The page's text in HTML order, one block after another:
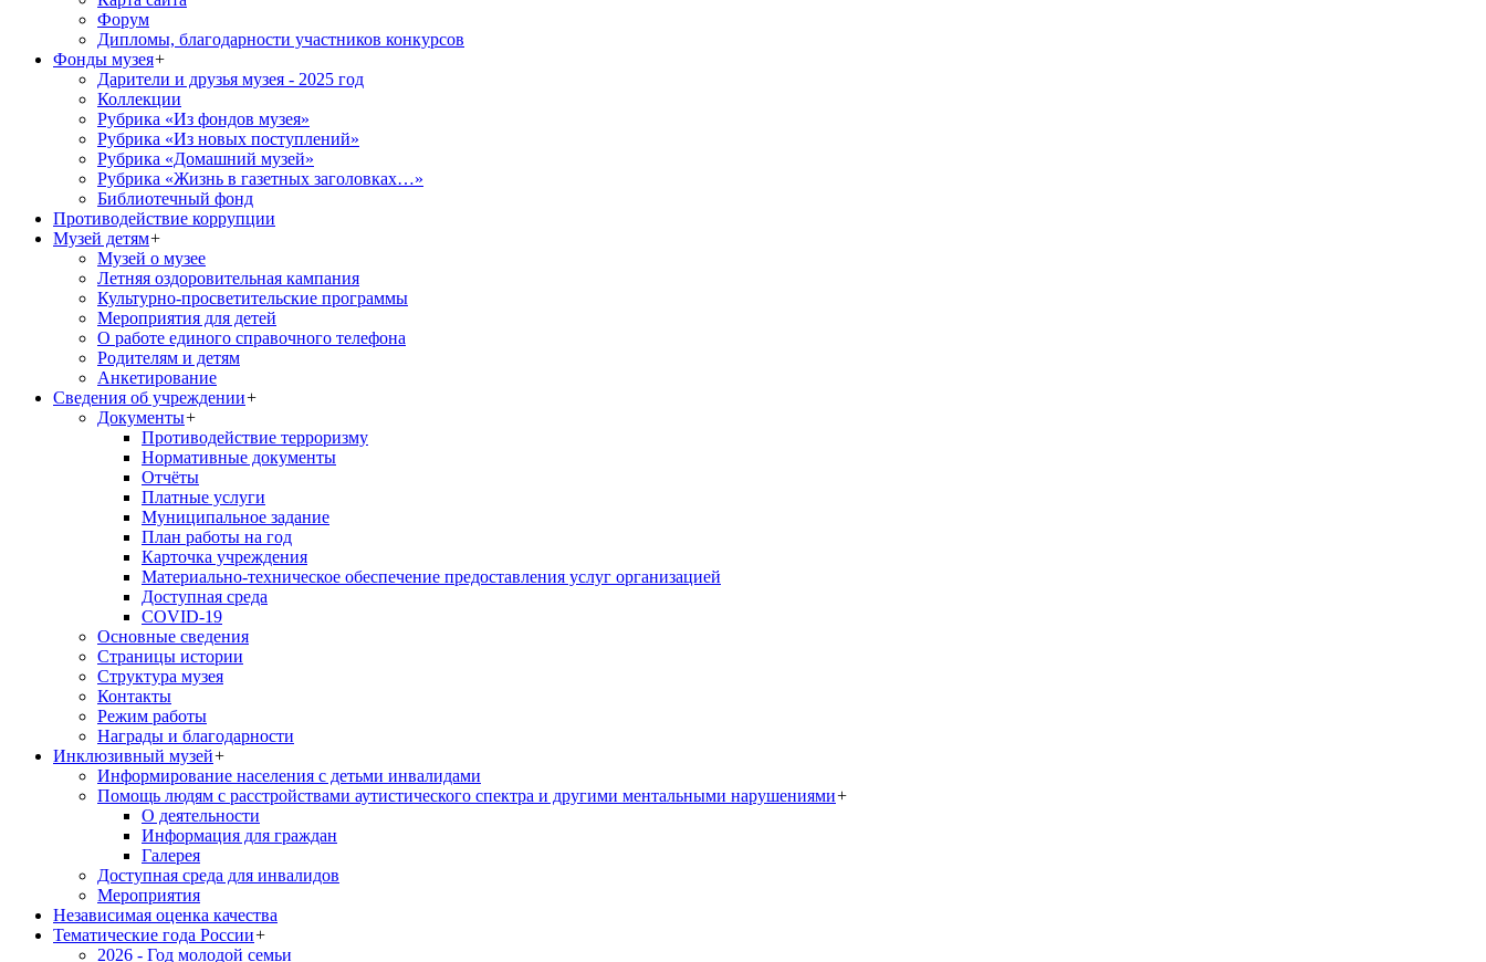
Форум
Дипломы, благодарности участников конкурсов
Фонды музея+
Дарители и друзья музея - 2025 год
Коллекции
Рубрика «Из фондов музея»
Рубрика «Из новых поступлений»
Рубрика «Домашний музей»
Рубрика «Жизнь в газетных заголовках…»
Библиотечный фонд
Противодействие коррупции
Музей детям+
Музей о музее
Летняя оздоровительная кампания
Культурно-просветительские программы
Мероприятия для детей
О работе единого справочного телефона
Родителям и детям
Анкетирование
Сведения об учреждении+
Документы+
Противодействие терроризму
Нормативные документы
Отчёты
Платные услуги
Муниципальное задание
План работы на год
Карточка учреждения
Материально-техническое обеспечение предоставления услуг организацией
Доступная среда
COVID-19
Основные сведения
Страницы истории
Структура музея
Контакты
Режим работы
Награды и благодарности
Инклюзивный музей+
Информирование населения с детьми инвалидами
Помощь людям с расстройствами аутистического спектра и другими ментальными нарушениями+
О деятельности
Информация для граждан
Галерея
Доступная среда для инвалидов
Мероприятия
Независимая оценка качества
Тематические года России+
2026 - Год молодой семьи